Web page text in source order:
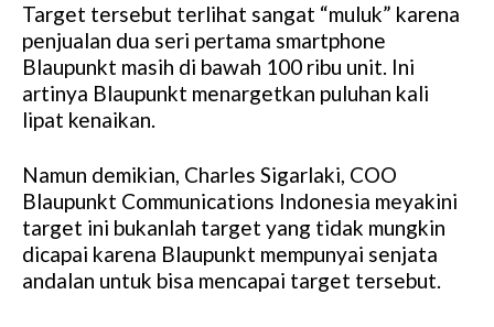
Target tersebut terlihat sangat “muluk” karena
penjualan dua seri pertama smartphone
Blaupunkt masih di bawah 100 ribu unit. Ini
artinya Blaupunkt menargetkan puluhan kali
lipat kenaikan.
Namun demikian, Charles Sigarlaki, COO
Blaupunkt Communications Indonesia meyakini
target ini bukanlah target yang tidak mungkin
dicapai karena Blaupunkt mempunyai senjata
andalan untuk bisa mencapai target tersebut.